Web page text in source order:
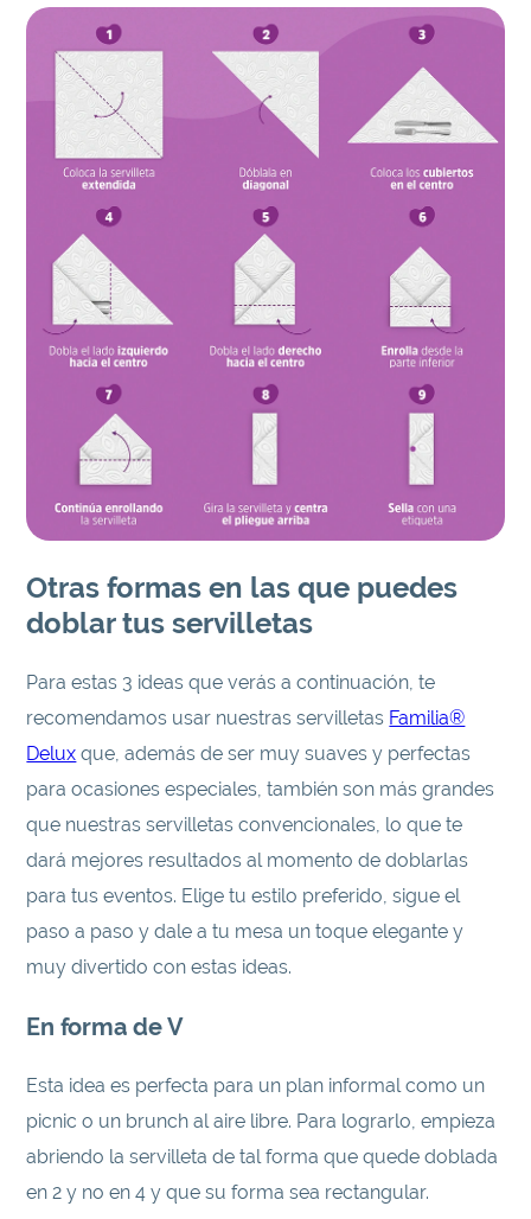
Otras formas en las que puedes
doblar tus servilletas
Para estas 3 ideas que verás a continuación, te
recomendamos usar nuestras servilletas Familia®
Delux que, además de ser muy suaves y perfectas
para ocasiones especiales, también son más grandes
que nuestras servilletas convencionales, lo que te
dará mejores resultados al momento de doblarlas
para tus eventos. Elige tu estilo preferido, sigue el
paso a paso y dale a tu mesa un toque elegante y
muy divertido con estas ideas.
En forma de V
Esta idea es perfecta para un plan informal como un
picnic o un brunch al aire libre. Para lograrlo, empieza
abriendo la servilleta de tal forma que quede doblada
en 2 y no en 4 y que su forma sea rectangular.